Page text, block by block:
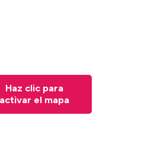
Haz clic para
activar el mapa